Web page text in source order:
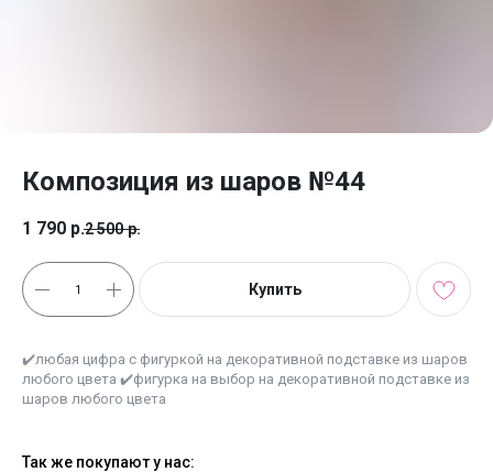
Композиция из шаров №44
1 790 р.2 500 р.
Купить
✔️любая цифра с фигуркой на декоративной подставке из шаров
любого цвета ✔️фигурка на выбор на декоративной подставке из
шаров любого цвета
Так же покупают у нас: